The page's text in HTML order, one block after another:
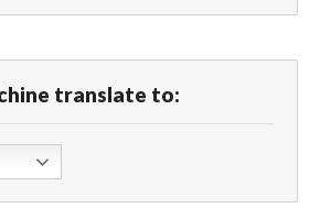
translate to: